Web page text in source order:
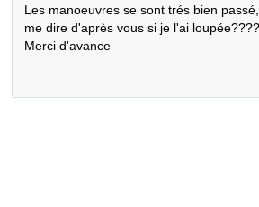
Les manoeuvres se sont trés bien
me dire d'après vous si je l'ai
Merci d'avance